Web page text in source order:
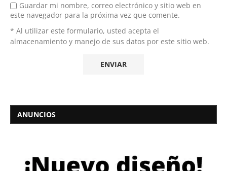
Guardar mi nombre, correo electrónico y sitio web en
este navegador para la próxima vez que comente.
* Al utilizar este formulario, usted acepta el
almacenamiento y manejo de sus datos por este sitio web.
ANUNCIOS